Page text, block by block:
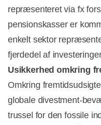
repræsenteret via fx
pensionskasser er
enkelt sektor
fjerdedel af
Usikkerhed omkring
Omkring
globale divestment-
trussel for den fossile